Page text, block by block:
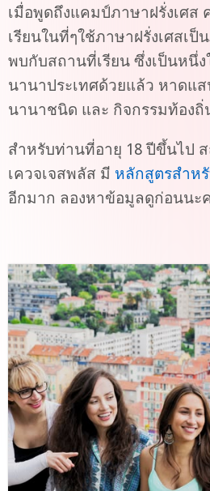
เมื่อพูดถึงแคมป์ภาษาฝรั่งเศส
เรียนในที่ๆใช้ภาษาฝรั่งเศสเป็
พบกับสถานที่เรียน ซึ่งเป็นหนึ่
นานาประเทศด้วยแล้ว หาดแ
นานาชนิด และ กิจกรรมท้อง
สำหรับท่านที่อายุ 18 ปีขึ้นไป
เควจเจสพลัส มี หลักสูตรสำห
อีกมาก ลองหาข้อมูลดูก่อนนะ